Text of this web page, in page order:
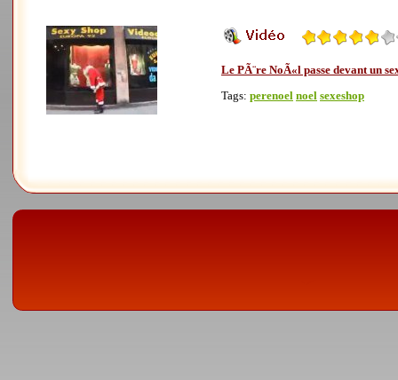
Le PÃ¨re NoÃ«l passe devant un
Tags: perenoel noel sexeshop